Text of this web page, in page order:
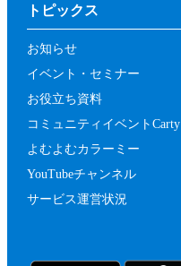
トピックス
お知らせ
イベント・セミナー
お役立ち資料
コミュニティイベントCarty
よむよむカラーミー
YouTubeチャンネル
サービス運営状況